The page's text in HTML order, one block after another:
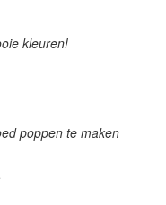
kleuren!
poppen te maken